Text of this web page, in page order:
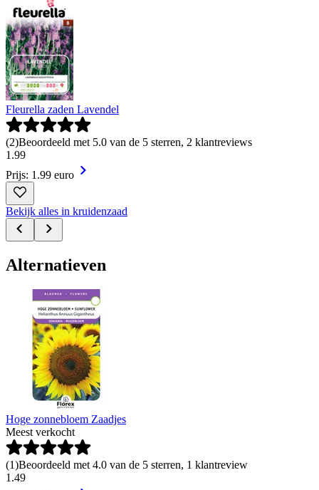
Fleurella zaden Lavendel
(2)Beoordeeld met 5.0 van de 5 sterren, 2 klantreviews
1 .99
Prijs: 1.99 euro
Bekijk alles in kruidenzaad
Alternatieven
Hoge zonnebloem Zaadjes
Meest verkocht
(1)Beoordeeld met 4.0 van de 5 sterren, 1 klantreview
1 .49